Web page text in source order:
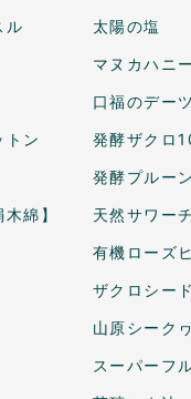
ル
トン
綿】
太陽の塩
マヌカハニー
口福のデーツ
発酵ザクロ
発酵プルー
天然サワー
有機ローズ
ザクロシー
山原シーク
スーパーフ